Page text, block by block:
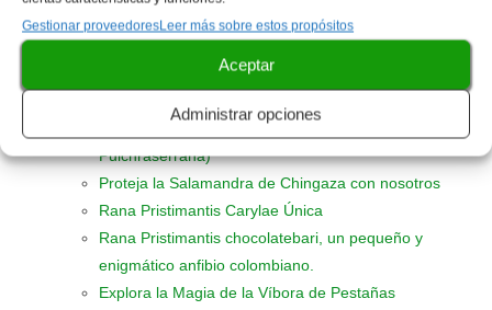
Gestionar proveedoresLeer más sobre estos propósitos
Aceptar
Administrar opciones
Fauna acuática: el Pez Brycon Amazonicus
Explorando la increíble biodiversidad del Pez
Escalador Astroblepus
Datos Interesantes Sobre la Cecilia (Caecilia
Pulchraserrana)
Proteja la Salamandra de Chingaza con nosotros
Rana Pristimantis Carylae Única
Rana Pristimantis chocolatebari, un pequeño y
enigmático anfibio colombiano.
Explora la Magia de la Víbora de Pestañas